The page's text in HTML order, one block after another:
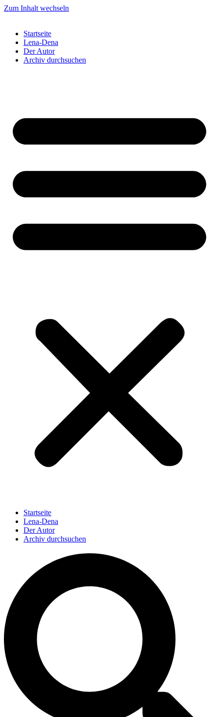
Zum Inhalt wechseln
Startseite
Lena-Dena
Der Autor
Archiv durchsuchen
Startseite
Lena-Dena
Der Autor
Archiv durchsuchen